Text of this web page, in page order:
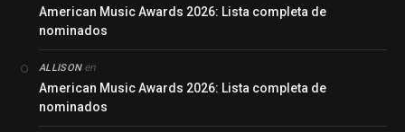
American Music Awards 2026: Lista completa de
nominados
ALLISONen
American Music Awards 2026: Lista completa de
nominados